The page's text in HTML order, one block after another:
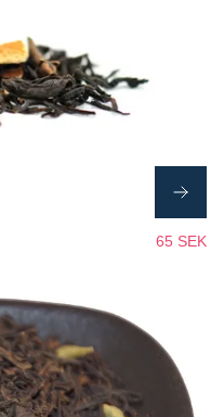
65 SEK